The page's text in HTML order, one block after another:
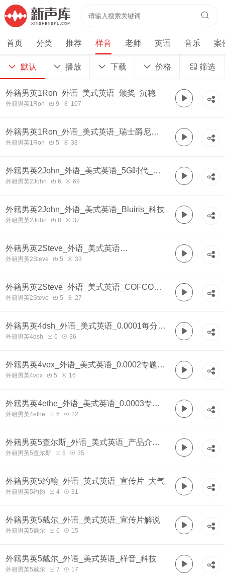
首页 分类 推荐 样音 老师 英语 音乐 案
默认 播放 下载 价格 筛选
外籍男英1Ron_外语_美式英语_颁奖_沉稳
外籍男英1Ron 9 107
外籍男英1Ron_外语_美式英语_瑞士爵尼品
质广告
外籍男英1Ron 5 38
外籍男英2John_外语_美式英语_5G时代_轻
松
外籍男英2John 6 69
外籍男英2John_外语_美式英语_Bluiris_科技
外籍男英2John 8 37
外籍男英2Steve_外语_美式英语
_AMPRUIS_大气
外籍男英2Steve 5 33
外籍男英2Steve_外语_美式英语_COFCO_
轻快
外籍男英2Steve 5 27
外籍男英4dsh_外语_美式英语_0.0001每分
120
外籍男英4dsh 6 36
外籍男英4vox_外语_美式英语_0.0002专题每
分120
外籍男英4vox 5 16
外籍男英4ethe_外语_美式英语_0.0003专题
每分120_自然
外籍男英4ethe 6 22
外籍男英5查尔斯_外语_美式英语_产品介绍
阿里巴巴_磁性
外籍男英5查尔斯 5 35
外籍男英5约翰_外语_英式英语_宣传片_大气
外籍男英5约翰 4 31
外籍男英5戴尔_外语_美式英语_宣传片解说
外籍男英5戴尔 6 15
外籍男英5戴尔_外语_美式英语_样音_科技
外籍男英5戴尔 7 17